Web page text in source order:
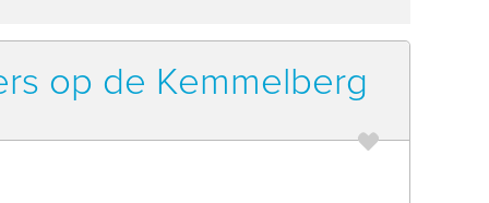
op de Kemmelberg